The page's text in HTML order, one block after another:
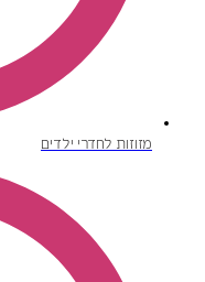
מזוזות לחדרי ילדים